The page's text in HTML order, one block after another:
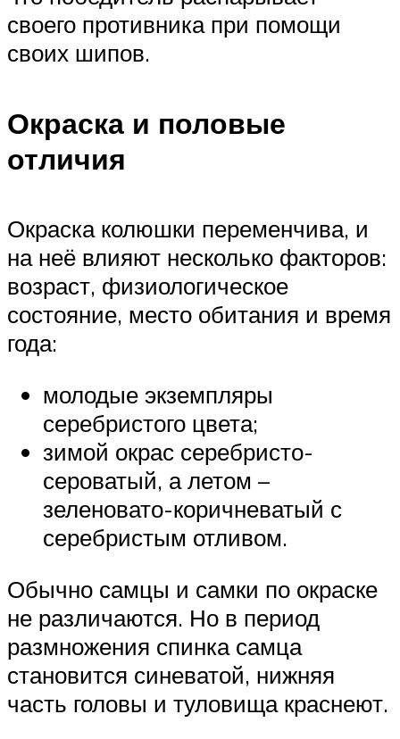
своего противника при помощи
своих шипов.
Окраска и половые
отличия
Окраска колюшки переменчива, и
на неё влияют несколько факторов:
возраст, физиологическое
состояние, место обитания и время
года:
молодые экземпляры
серебристого цвета;
зимой окрас серебристо-
сероватый, а летом –
зеленовато-коричневатый с
серебристым отливом.
Обычно самцы и самки по окраске
не различаются. Но в период
размножения спинка самца
становится синеватой, нижняя
часть головы и туловища краснеют.